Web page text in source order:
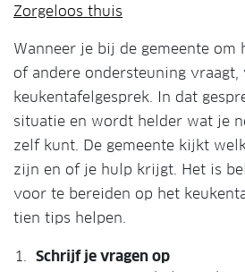
Zorgeloos thuis
Wanneer je bij de gemeente
of andere ondersteuning vraagt,
keukentafelgesprek. In dat
situatie en wordt helder wat je
zelf kunt. De gemeente kijkt
zijn en of je hulp krijgt. Het is
voor te bereiden op het
tien tips helpen.
Schrijf je vragen op